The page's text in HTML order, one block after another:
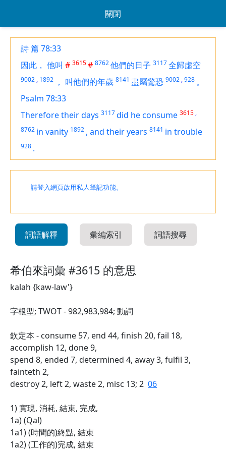
關閉
詩 篇 78:33
因此， 他叫 # 3615# 8762他們的日子 3117全歸虛空
9002 , 1892 ， 叫他們的年歲 8141 盡屬驚恐 9002 ,928 。
Psalm 78:33
Therefore their days 3117did he consume 3615 ,
8762 in vanity 1892 , and their years 8141 in trouble
928 .
請登入網頁啟用私人筆記功能。
詞語解釋 彙編索引 詞語搜尋
希伯來詞彙 #3615 的意思
kalah {kaw-law'}
字根型; TWOT - 982,983,984; 動詞
欽定本 - consume 57, end 44, finish 20, fail 18,
accomplish 12, done 9,
spend 8, ended 7, determined 4, away 3, fulfil 3,
fainteth 2,
destroy 2, left 2, waste 2, misc 13; 2 06
1) 實現, 消耗, 結束, 完成,
1a) (Qal)
1a1) (時間的)終點, 結束
1a2) (工作的)完成, 結束